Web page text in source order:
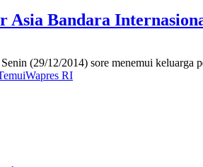
Bandara
(29/12/2014) sore menemui keluarga
Wapres RI